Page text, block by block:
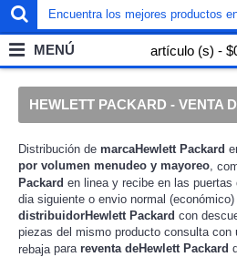
artículo (s) -
MENÚ
HEWLETT PACKARD - VENTA
Distribución de marcaHewlett Packard
por volumen menudeo y mayoreo,
Packard en linea y recibe en las
dia siguiente o envio normal
distribuidorHewlett Packard con
piezas del mismo producto consulta con
rebaja para reventa deHewlett Packard